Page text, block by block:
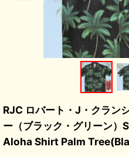
RJC ロバート・J・クラン
ー（ブラック・グリーン）
Aloha Shirt Palm